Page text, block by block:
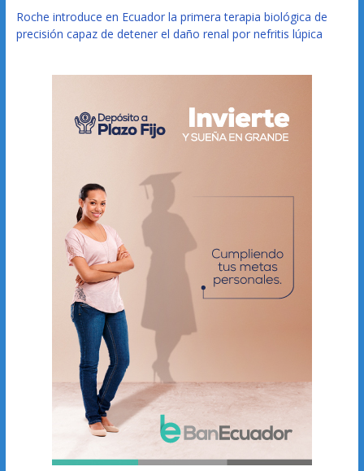
Roche introduce en Ecuador la primera terapia biológica de
precisión capaz de detener el daño renal por nefritis lúpica